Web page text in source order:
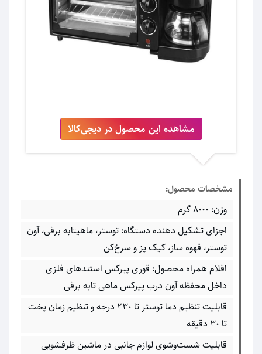
مشاهده این محصول در دیجی‌کالا
مشخصات محصول:
وزن: 8000 گرم
اجزای تشکیل دهنده دستگاه: توستر، ماهیتابه برقی، آون
توستر، قهوه ساز، کیک پز و سرخ‌کن
اقلام همراه محصول: قوری پیرکس استندهای فلزی
داخل محفظه آون درب پیرکس ماهی تابه برقی
قابلیت تنظیم دما توستر تا 230 درجه و تنظیم زمان پخت
تا 30 دقیقه
قابلیت شست‌وشوی لوازم جانبی در ماشین ظرفشویی